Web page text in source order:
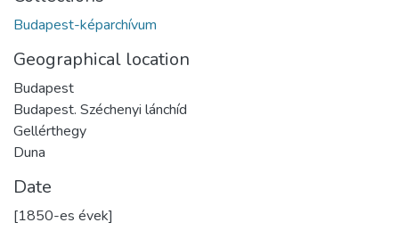
Budapest-képarchívum
Geographical location
Budapest
Budapest. Széchenyi lánchíd
Gellérthegy
Duna
Date
[1850-es évek]